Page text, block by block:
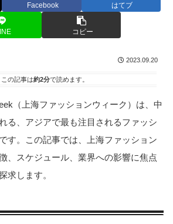
Facebook はてブ
コピー
2023.09.20
この記事は約2分で読めます。
（上海ファッションウィーク）は、中
る、アジアで最も注目されるファッシ
す。この記事では、上海ファッション
、スケジュール、業界への影響に焦点
求します。